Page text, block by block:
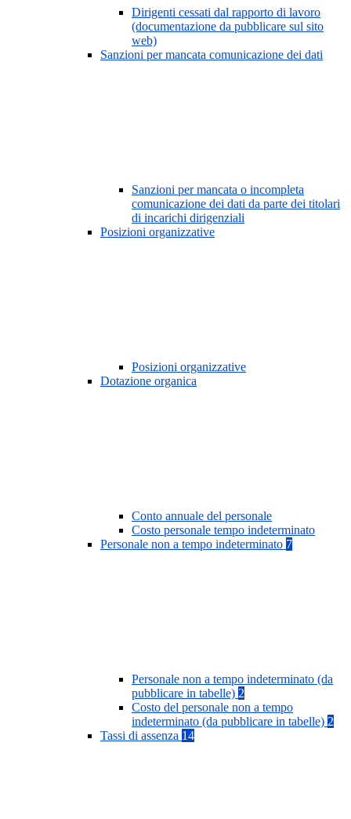
Dirigenti cessati dal rapporto di lavoro
(documentazione da pubblicare sul sito
web)
Sanzioni per mancata comunicazione dei dati
Sanzioni per mancata o incompleta
comunicazione dei dati da parte dei titolari
di incarichi dirigenziali
Posizioni organizzative
Posizioni organizzative
Dotazione organica
Conto annuale del personale
Costo personale tempo indeterminato
Personale non a tempo indeterminato 7
Personale non a tempo indeterminato (da
pubblicare in tabelle) 2
Costo del personale non a tempo
indeterminato (da pubblicare in tabelle) 2
Tassi di assenza 14